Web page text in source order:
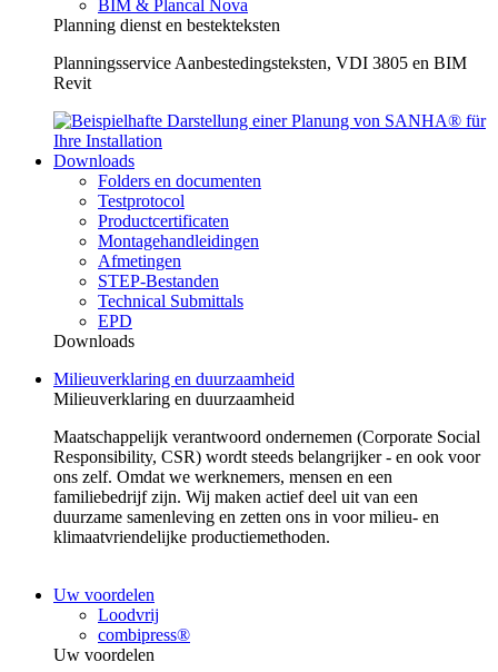
BIM & Plancal Nova
Planning dienst en bestekteksten
Planningsservice Aanbestedingsteksten, VDI 3805 en BIM
Revit
Downloads
Folders en documenten
Testprotocol
Productcertificaten
Montagehandleidingen
Afmetingen
STEP-Bestanden
Technical Submittals
EPD
Downloads
Milieuverklaring en duurzaamheid
Milieuverklaring en duurzaamheid
Maatschappelijk verantwoord ondernemen (Corporate Social
Responsibility, CSR) wordt steeds belangrijker - en ook voor
ons zelf. Omdat we werknemers, mensen en een
familiebedrijf zijn. Wij maken actief deel uit van een
duurzame samenleving en zetten ons in voor milieu- en
klimaatvriendelijke productiemethoden.
Uw voordelen
Loodvrij
combipress®
Uw voordelen